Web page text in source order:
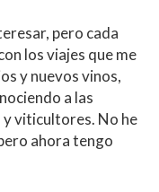
pero cada
los viajes que me
y nuevos vinos,
a las
y viticultores. No he
ahora tengo